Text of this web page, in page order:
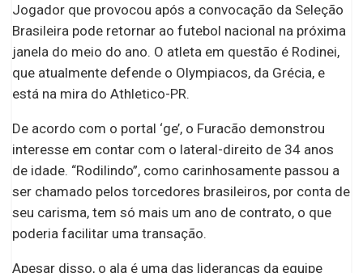
Jogador que provocou após a convocação da Seleção
Brasileira pode retornar ao futebol nacional na próxima
janela do meio do ano. O atleta em questão é Rodinei,
que atualmente defende o Olympiacos, da Grécia, e
está na mira do Athletico-PR.
De acordo com o portal ‘ge’, o Furacão demonstrou
interesse em contar com o lateral-direito de 34 anos
de idade. “Rodilindo”, como carinhosamente passou a
ser chamado pelos torcedores brasileiros, por conta de
seu carisma, tem só mais um ano de contrato, o que
poderia facilitar uma transação.
Apesar disso, o ala é uma das lideranças da equipe